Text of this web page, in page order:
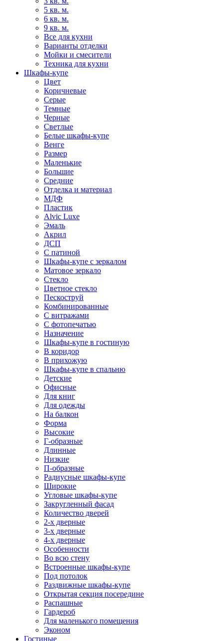
5 кв. м.
6 кв. м.
9 кв. м.
Все для кухни
Варианты отделки
Мойки и смесители
Техника для кухни
Шкафы-купе
Цвет
Коричневые
Серые
Темные
Черные
Светлые
Белые шкафы-купе
Венге
Размер
Маленькие
Большие
Средние
Отделка и материал
МДФ
Пластик
Alvic Luxe
Эмаль
Акрил
ДСП
С патиной
Шкафы-купе с зеркалом
Матовое зеркало
Стекло
Цветное стекло
Пескоструй
Комбинированные
С витражами
С фотопечатью
Назначение
Шкафы-купе в гостиную
В коридор
В прихожую
Шкафы-купе в спальню
Детские
Офисные
Для книг
Для одежды
На балкон
Форма
Высокие
Г-образные
Длинные
Низкие
П-образные
Радиусные шкафы-купе
Широкие
Угловые шкафы-купе
Закругленный фасад
Количество дверей
2-х дверные
3-х дверные
4-х дверные
Особенности
Во всю стену
Встроенные шкафы-купе
Под потолок
Раздвижные шкафы-купе
Открытая секция посередине
Распашные
Гардероб
Для маленького помещения
Эконом
Гостиные